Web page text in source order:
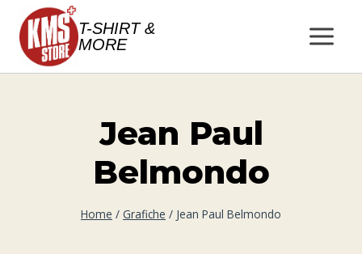
Salta
contenuto
T-SHIRT &
MORE
Jean Paul
Belmondo
Home / Grafiche / Jean Paul Belmondo